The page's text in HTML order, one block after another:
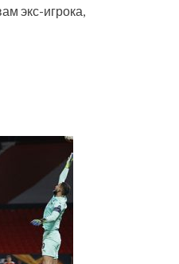
экс-игрока,